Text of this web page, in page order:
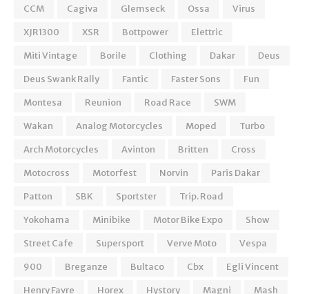
CCM
Cagiva Glemseck Ossa
Virus
XJR1300
XSR Bottpower
Elettric
Miti Vintage
Borile Clothing Dakar
Deus
Deus Swank Rally
Fantic Faster Sons
Fun
Montesa
Reunion Road Race
SWM
Wakan
Analog Motorcycles Moped
Turbo
Arch Motorcycles
Avinton Britten
Cross
Motocross
Motorfest Norvin
Paris Dakar
Patton
SBK Sportster
Trip. Road
Yokohama
Minibike Motor Bike Expo
Show
Street Cafe
Supersport Verve Moto
Vespa
900
Breganze Bultaco Cbx
Egli Vincent
Henry Favre
Horex Hystory Magni
Mash